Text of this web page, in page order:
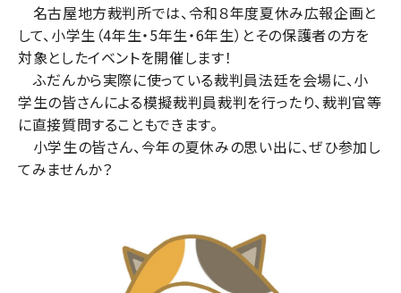
名古屋地方裁判所では、令和８年度夏休み広報企画と
して、小学生（4年生・5年生・6年生）とその保護者の方を
対象としたイベントを開催します！
ふだんから実際に使っている裁判員法廷を会場に、小
学生の皆さんによる模擬裁判員裁判を行ったり、裁判官等
に直接質問することもできます。
小学生の皆さん、今年の夏休みの思い出に、ぜひ参加し
てみませんか？